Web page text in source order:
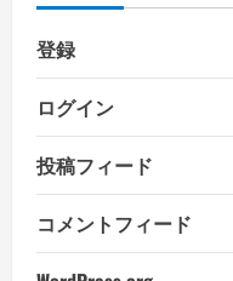
登録
ログイン
投稿フィード
コメントフィード